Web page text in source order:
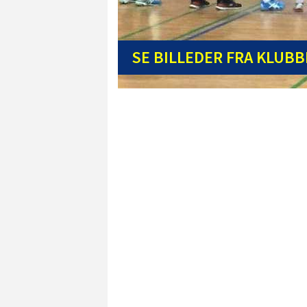
SE BILLEDER FRA